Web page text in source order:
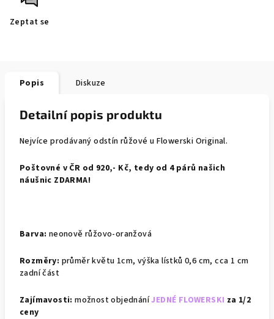
Zeptat se
Popis Diskuze
Detailní popis produktu
Nejvíce prodávaný odstín růžové u Flowerski Original.
Poštovné v ČR od 920,- Kč, tedy od 4 párů našich
náušnic ZDARMA!
Barva: neonově růžovo-oranžová
Rozměry: průměr květu 1cm, výška lístků 0,6 cm, cca 1 cm
zadní část
Zajímavosti: možnost objednáníJEDNÉ FLOWERSKI za 1/2
ceny